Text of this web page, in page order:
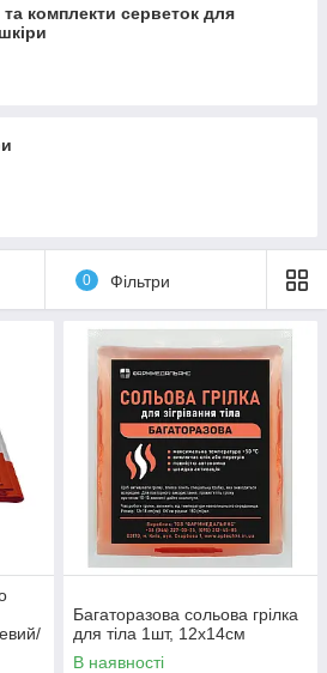
комплекти серветок для
0 Фільтри
Багаторазова сольова грілка
для тіла 1шт, 12х14см
В наявності